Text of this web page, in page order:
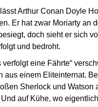
lässt Arthur Conan Doyle
Er hat zwar Moriarty an
doch sieht er sich
und bedroht.
verfolgt eine Fährte“
aus einem Eliteinternat.
Sherlock und Watson
auf Kühe, wo